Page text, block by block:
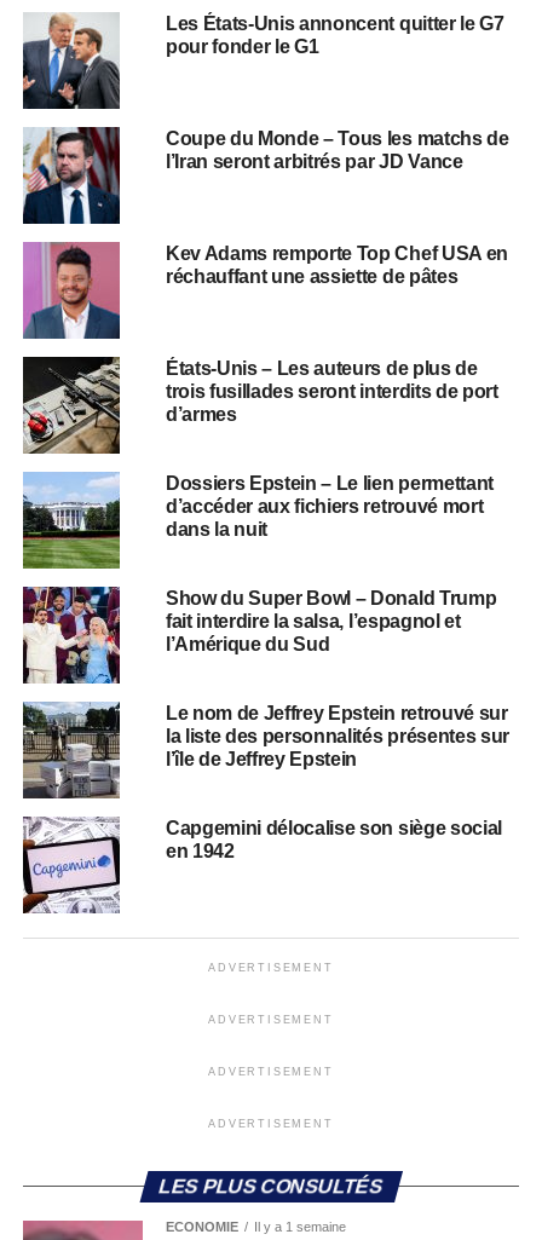
Les États-Unis annoncent quitter le G7
pour fonder le G1
Coupe du Monde – Tous les matchs de
l’Iran seront arbitrés par JD Vance
Kev Adams remporte Top Chef USA en
réchauffant une assiette de pâtes
États-Unis – Les auteurs de plus de
trois fusillades seront interdits de port
d’armes
Dossiers Epstein – Le lien permettant
d’accéder aux fichiers retrouvé mort
dans la nuit
Show du Super Bowl – Donald Trump
fait interdire la salsa, l’espagnol et
l’Amérique du Sud
Le nom de Jeffrey Epstein retrouvé sur
la liste des personnalités présentes sur
l’île de Jeffrey Epstein
Capgemini délocalise son siège social
en 1942
ADVERTISEMENT
ADVERTISEMENT
ADVERTISEMENT
ADVERTISEMENT
LES PLUS CONSULTÉS
ECONOMIE Il y a 1 semaine